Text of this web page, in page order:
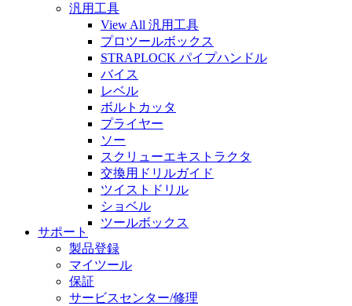
汎用工具
View All 汎用工具
プロツールボックス
STRAPLOCK パイプハンドル
バイス
レベル
ボルトカッタ
プライヤー
ソー
スクリューエキストラクタ
交換用ドリルガイド
ツイストドリル
ショベル
ツールボックス
サポート
製品登録
マイツール
保証
サービスセンター/修理